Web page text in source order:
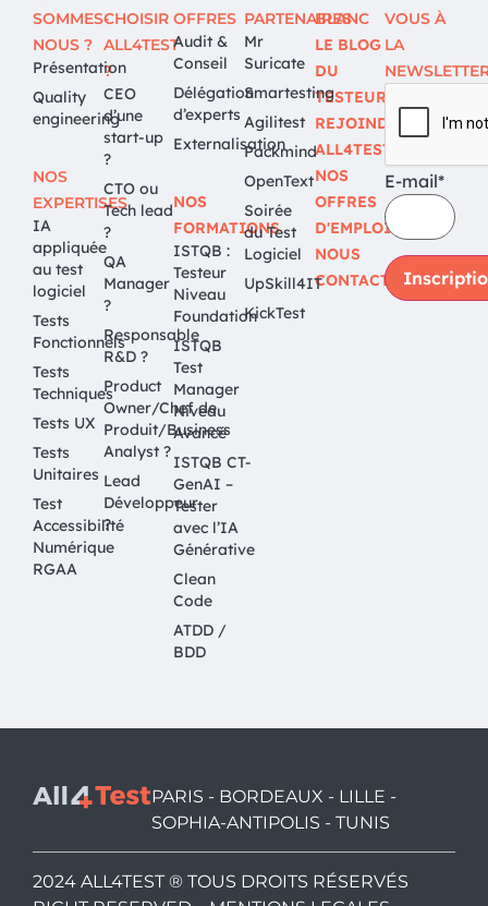
SOMMES-
NOUS ?
Présentation
Quality
engineering
NOS
EXPERTISES
IA
appliquée
au test
logiciel
Tests
Fonctionnels
Tests
Techniques
Tests UX
Tests
Unitaires
Test
Accessibilité
Numérique
RGAA
CHOISIR
ALL4TEST
?
CEO
d’une
start-up
?
CTO ou
Tech lead
?
QA
Manager
?
Responsable
R&D ?
Product
Owner/Chef de
Produit/Business
Analyst ?
Lead
Développeur
?
OFFRES
Audit &
Conseil
Délégation
d’experts
Externalisation
NOS
FORMATIONS
ISTQB :
Testeur
Niveau
Foundation
ISTQB
Test
Manager
Niveau
Avancé
ISTQB CT-
GenAI –
Tester
avec l’IA
Générative
Clean
Code
ATDD /
BDD
PARTENAIRES
Mr
Suricate
Smartesting
Agilitest
Packmind
OpenText
Soirée
du Test
Logiciel
UpSkill4IT
KickTest
BLANC
LE BLOG
DU
TESTEUR
REJOINDRE
ALL4TEST
NOS
OFFRES
D'EMPLOI
NOUS
CONTACTER
VOUS À
LA
E-mail*
PARIS - BORDEAUX - LILLE -
SOPHIA-ANTIPOLIS - TUNIS
2024 ALL4TEST ® TOUS DROITS RÉSERVÉS